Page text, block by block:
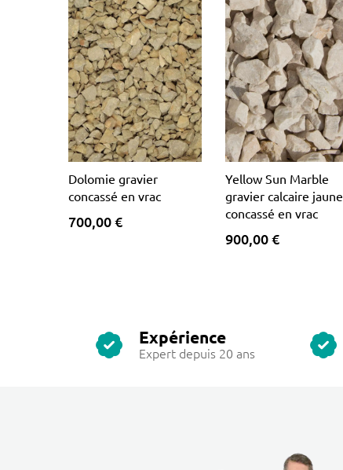
Dolomie gravier
concassé en vrac
700,00 €
Yellow Sun Marble
gravier calcaire jaune
concassé en vrac
900,00 €
Expérience
Expert depuis 20 ans